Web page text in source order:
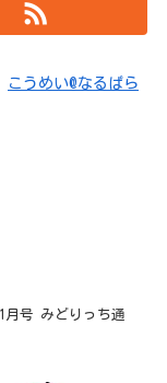
こうめい@なるぱら
月号 みどりっち通